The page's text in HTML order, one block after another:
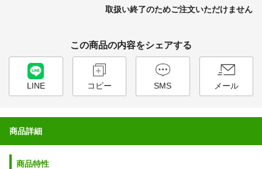
取扱い終了のためご注文いただけません
この商品の内容をシェアする
LINE コピー SMS メール
商品詳細
商品特性